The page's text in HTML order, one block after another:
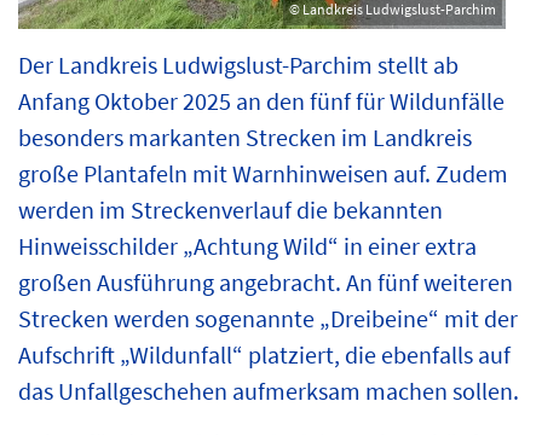
© Landkreis Ludwigslust-Parchim
Der Landkreis Ludwigslust-Parchim stellt ab
Anfang Oktober 2025 an den fünf für Wildunfälle
besonders markanten Strecken im Landkreis
große Plantafeln mit Warnhinweisen auf. Zudem
werden im Streckenverlauf die bekannten
Hinweisschilder „Achtung Wild“ in einer extra
großen Ausführung angebracht. An fünf weiteren
Strecken werden sogenannte „Dreibeine“ mit der
Aufschrift „Wildunfall“ platziert, die ebenfalls auf
das Unfallgeschehen aufmerksam machen sollen.